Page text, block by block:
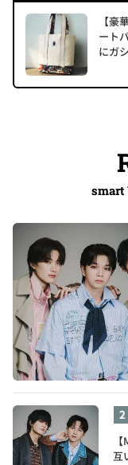
【豪
ート
にガ
smart
互